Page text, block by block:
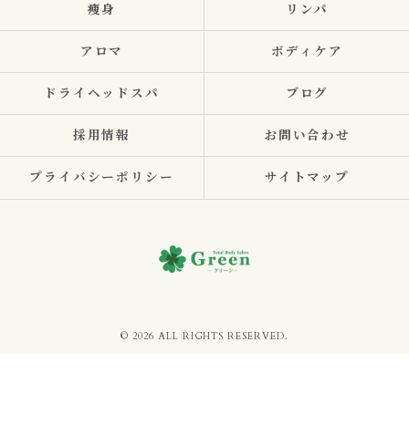
痩身 リンパ
アロマ ボディケア
ドライヘッドスパ ブログ
採用情報 お問い合わせ
プライバシーポリシー サイトマップ
© 2026 ALL RIGHTS RESERVED.